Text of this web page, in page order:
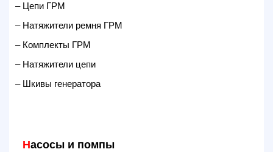
– Цепи ГРМ
– Натяжители ремня ГРМ
– Комплекты ГРМ
– Натяжители цепи
– Шкивы генератора
Насосы и помпы